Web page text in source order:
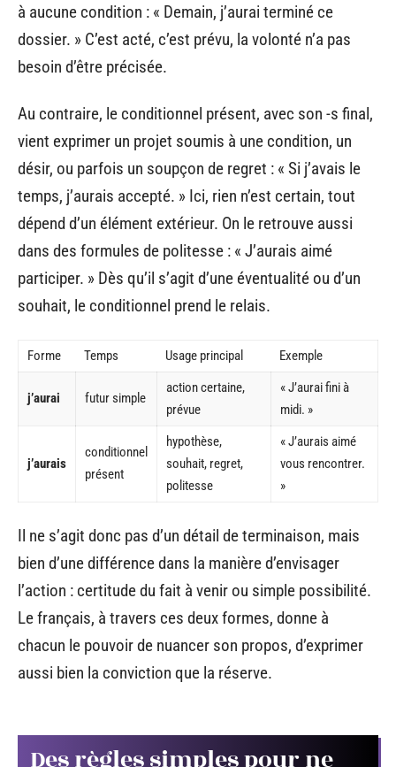
à aucune condition : « Demain, j’aurai terminé ce
dossier. » C’est acté, c’est prévu, la volonté n’a pas
besoin d’être précisée.
Au contraire, le conditionnel présent, avec son -s final,
vient exprimer un projet soumis à une condition, un
désir, ou parfois un soupçon de regret : « Si j’avais le
temps, j’aurais accepté. » Ici, rien n’est certain, tout
dépend d’un élément extérieur. On le retrouve aussi
dans des formules de politesse : « J’aurais aimé
participer. » Dès qu’il s’agit d’une éventualité ou d’un
souhait, le conditionnel prend le relais.
Forme Temps Usage principal Exemple
j’aurai futur simple
action certaine,
prévue
« J’aurai fini à
midi. »
j’aurais
conditionnel
présent
hypothèse,
souhait, regret,
politesse
« J’aurais aimé
vous rencontrer.
»
Il ne s’agit donc pas d’un détail de terminaison, mais
bien d’une différence dans la manière d’envisager
l’action : certitude du fait à venir ou simple possibilité.
Le français, à travers ces deux formes, donne à
chacun le pouvoir de nuancer son propos, d’exprimer
aussi bien la conviction que la réserve.
Des règles simples pour ne